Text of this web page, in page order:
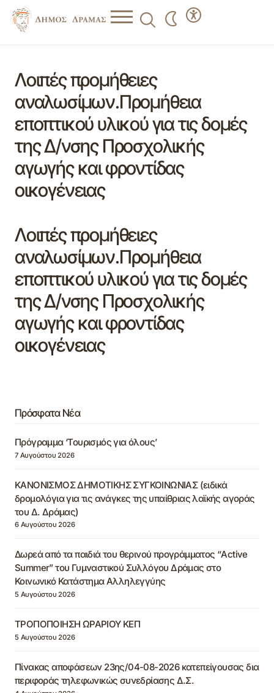
Λοιπές προμήθειες
αναλωσίμων.Προμήθεια
εποπτικού υλικού για τις δομές
της Δ/νσης Προσχολικής
αγωγής και φροντίδας
οικογένειας
Λοιπές προμήθειες
αναλωσίμων.Προμήθεια
εποπτικού υλικού για τις δομές
της Δ/νσης Προσχολικής
αγωγής και φροντίδας
οικογένειας
Πρόσφατα Νέα
Πρόγραμμα ‘Τουρισμός για όλους’
7 Αυγούστου 2026
ΚΑΝΟΝΙΣΜΟΣ ΔΗΜΟΤΙΚΗΣ ΣΥΓΚΟΙΝΩΝΙΑΣ (ειδικά
δρομολόγια για τις ανάγκες της υπαίθριας λαϊκής αγοράς
του Δ. Δράμας)
6 Αυγούστου 2026
Δωρεά από τα παιδιά του θερινού προγράμματος “Active
Summer” του Γυμναστικού Συλλόγου Δράμας στο
Κοινωνικό Κατάστημα Αλληλεγγύης
5 Αυγούστου 2026
ΤΡΟΠΟΠΟΙΗΣΗ ΩΡΑΡΙΟΥ ΚΕΠ
5 Αυγούστου 2026
Πίνακας αποφάσεων 23ης/04-08-2026 κατεπείγουσας δια
περιφοράς τηλεφωνικώς συνεδρίασης Δ.Σ.